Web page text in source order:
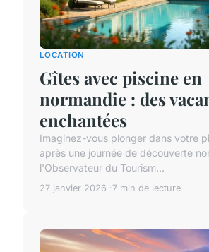
LOCATION
Gîtes avec piscine en
normandie : des
enchantées
Imaginez-vous plonger dans votre
après une journée de découverte
l'Observateur du Tourism...
27 janvier 2026 7 min de lecture